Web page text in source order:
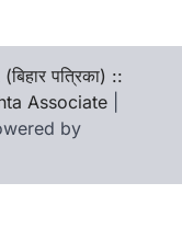
पत्रिका) ::
Associate
by